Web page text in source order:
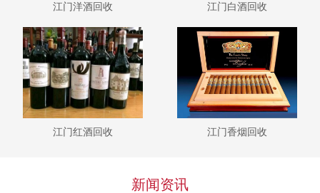
江门洋酒回收 江门白酒回收
江门红酒回收 江门香烟回收
新闻资讯